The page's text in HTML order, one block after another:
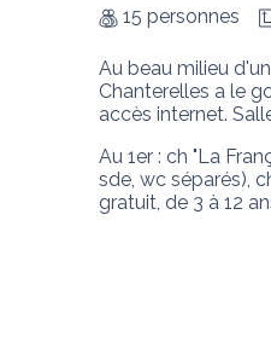
15 personnes
Au beau milieu
Chanterelles a le
accès internet.
Au 1er : ch "La
sde, wc séparés),
gratuit, de 3 à 12